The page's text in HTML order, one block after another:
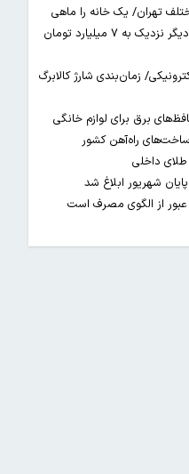
تهران/ یک خانه را ماهی
یک میلیون تومان اجاره می‌دهند؛ رهن خانه دیگر نزدیک به ۷ میلیارد تومان
زمان‌بندی شارژ کالابرگ
برق برای لوازم خانگی
راه‌آهن کشور
شهریور ابلاغ شد
از الگوی مصرف است